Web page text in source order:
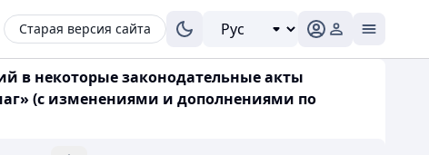
Старая версия сайта
в некоторые законодательные акты
(с изменениями и дополнениями по